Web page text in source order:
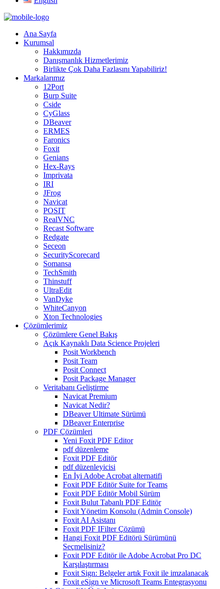
Ana Sayfa
Kurumsal
Hakkımızda
Danışmanlık Hizmetlerimiz
Birlikte Çok Daha Fazlasını Yapabiliriz!
Markalarımız
12Port
Burp Suite
Cside
CyGlass
DBeaver
ERMES
Faronics
Foxit
Genians
Hex-Rays
Imprivata
IRI
JFrog
Navicat
POSIT
RealVNC
Recast Software
Redgate
Seceon
SecurityScorecard
Somansa
TechSmith
Thinstuff
UltraEdit
VanDyke
WhiteCanyon
Xton Technologies
Çözümlerimiz
Çözümlere Genel Bakış
Açık Kaynaklı Data Science Projeleri
Posit Workbench
Posit Team
Posit Connect
Posit Package Manager
Veritabanı Geliştirme
Navicat Premium
Navicat Nedir?
DBeaver Ultimate Sürümü
DBeaver Enterprise
PDF Çözümleri
Yeni Foxit PDF Editor
pdf düzenleme
Foxit PDF Editör
pdf düzenleyicisi
En İyi Adobe Acrobat alternatifi
Foxit PDF Editör Suite for Teams
Foxit PDF Editör Mobil Sürüm
Foxit Bulut Tabanlı PDF Editör
Foxit Yönetim Konsolu (Admin Console)
Foxit AI Asistanı
Foxit PDF IFilter Çözümü
Hangi Foxit PDF Editörü Sürümünü
Seçmelisiniz?
Foxit PDF Editör ile Adobe Acrobat Pro DC
Karşılaştırması
Foxit Sign: Belgeler artık Foxit ile imzalanacak
Foxit eSign ve Microsoft Teams Entegrasyonu